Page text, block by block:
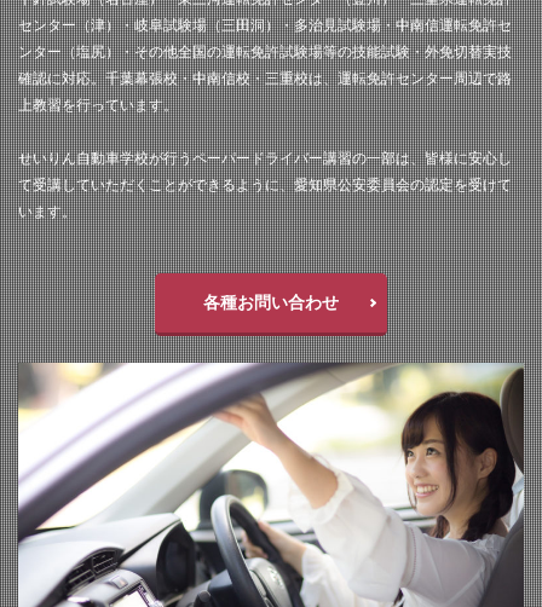
センター（津）・岐阜試験場（三田洞）・多治見試験場・中南信運転免許セ
ンター（塩尻）・その他全国の運転免許試験場等の技能試験・外免切替実技
確認に対応。千葉幕張校・中南信校・三重校は、運転免許センター周辺で路
上教習を行っています。
せいりん自動車学校が行うペーパードライバー講習の一部は、皆様に安心し
て受講していただくことができるように、愛知県公安委員会の認定を受けて
います。
各種お問い合わせ